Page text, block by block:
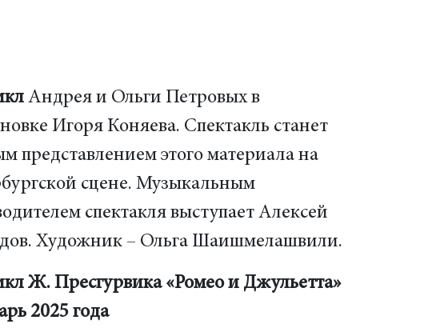
Андрея и Ольги Петровых в
Игоря Коняева. Спектакль станет
представлением этого материала на
сцене. Музыкальным
спектакля выступает Алексей
Художник – Ольга Шаишмелашвили.
Ж. Пресгурвика «Ромео и Джульетта»
2025 года